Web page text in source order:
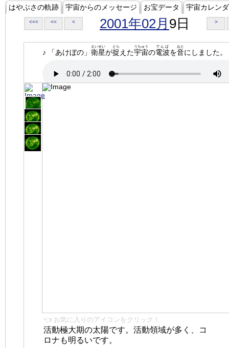
はやぶさの軌跡 宇宙からのメッセージ お宝データ 宇宙カレン
<<< << < 2001年02月 9日 >
♪ 「あけぼの」 衛星
えいせい
が捉
とら
えた宇宙
うちゅう
の電波
でんぱ
を音
おと
にしました。
👈 お気に入りのアイコンをクリック！
活動極大期の太陽です。活動領域が多く、コ
ロナも明るいです。